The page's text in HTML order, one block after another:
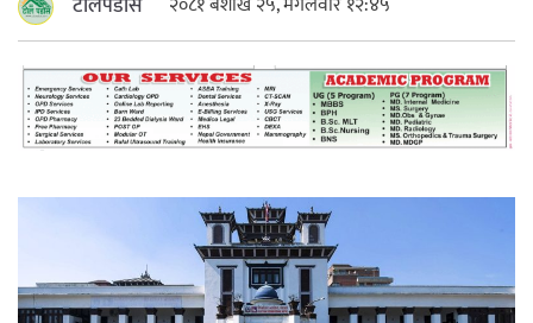
महत्त्वपूर्ण हुन्छ : मेयर मण्डल
रौतहटमा चट्याङ लाग्दा एककोे मृत्यु